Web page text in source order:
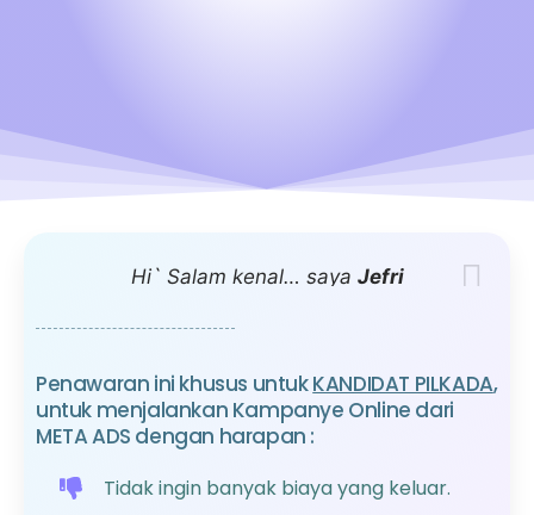
Hi` Salam kenal… saya Jefri
Founder ruangcuan.com
Penawaran ini khusus untukKANDIDAT PILKADA,
untuk menjalankan Kampanye Online dari
META ADS dengan harapan :
Tidak ingin banyak biaya yang keluar.